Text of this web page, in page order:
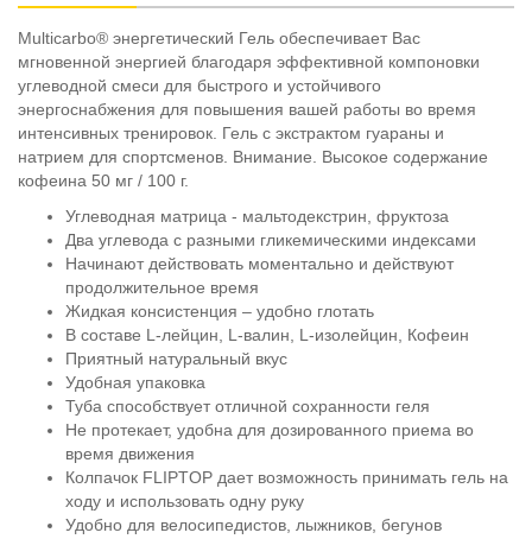
Multicarbo® энергетический Гель обеспечивает Вас
мгновенной энергией благодаря эффективной компоновки
углеводной смеси для быстрого и устойчивого
энергоснабжения для повышения вашей работы во время
интенсивных тренировок. Гель с экстрактом гуараны и
натрием для спортсменов. Внимание. Высокое содержание
кофеина 50 мг / 100 г.
Углеводная матрица - мальтодекстрин, фруктоза
Два углевода с разными гликемическими индексами
Начинают действовать моментально и действуют
продолжительное время
Жидкая консистенция – удобно глотать
В составе L-лейцин, L-валин, L-изолейцин, Кофеин
Приятный натуральный вкус
Удобная упаковка
Туба способствует отличной сохранности геля
Не протекает, удобна для дозированного приема во
время движения
Колпачок FLIPTOP дает возможность принимать гель на
ходу и использовать одну руку
Удобно для велосипедистов, лыжников, бегунов